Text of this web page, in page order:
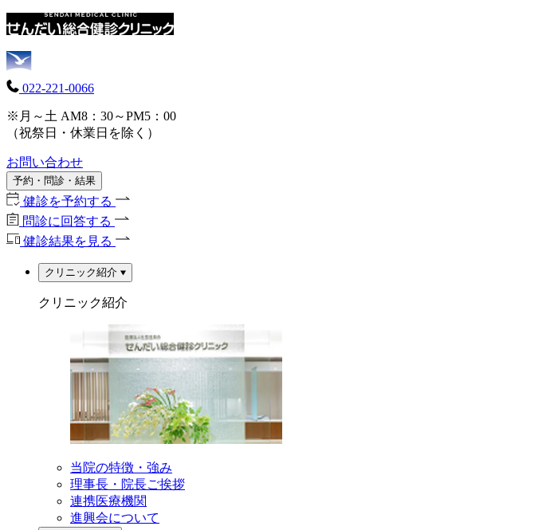
022-221-0066
※月～土 AM8：30～PM5：00
（祝祭日・休業日を除く）
お問い合わせ
予約・問診・結果
健診を予約する
問診に回答する
健診結果を見る
クリニック紹介
クリニック紹介
当院の特徴・強み
理事長・院長ご挨拶
連携医療機関
進興会について